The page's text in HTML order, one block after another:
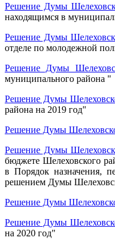
Решение Думы
находящимся в
Решение Думы
отделе по молодежной
Решение Думы
муниципального района "
Решение Думы
района на 2019 год"
Решение Думы
Решение Думы
бюджете Шелеховского
в Порядок назначения,
решением Думы
Решение Думы
Решение Думы
на 2020 год"